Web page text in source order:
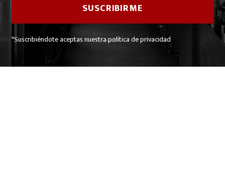
*Suscribiéndote aceptas nuestra política de privacidad